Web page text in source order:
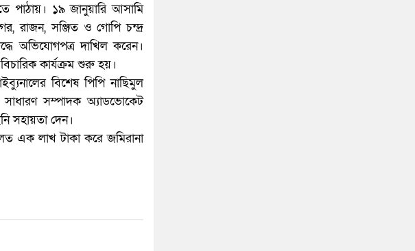
পাঠায়। ১৯ জানুয়ারি আসামি
রাজন, সঞ্জিত ও গোপি চন্দ্র
অভিযোগপত্র দাখিল করেন।
কার্যক্রম শুরু হয়।
বিশেষ পিপি নাছিমুল
সাধারণ সম্পাদক অ্যাডভোকেট
সহায়তা দেন।
এক লাখ টাকা করে জমিরানা